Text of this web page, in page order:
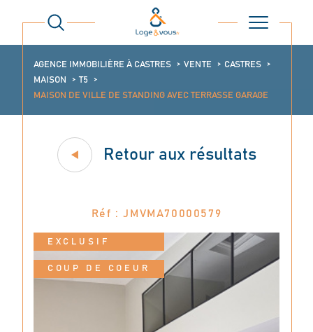
AGENCE IMMOBILIÈRE À CASTRES VENTE
CASTRES
MAISON
T5
MAISON DE VILLE DE STANDING AVEC TERRASSE GARAGE
Retour aux résultats
Réf : JMVMA70000579
EXCLUSIF
COUP DE COEUR